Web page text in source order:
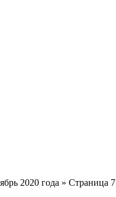
2020 года » Страница 7